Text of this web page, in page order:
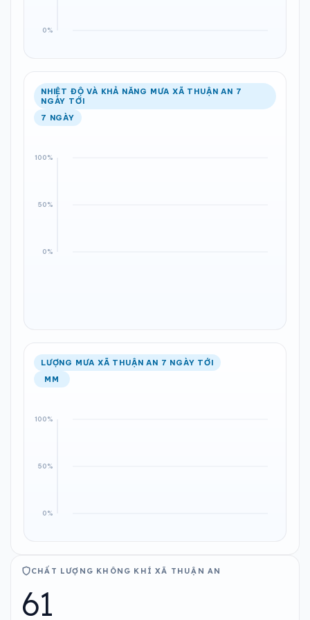
NHIỆT ĐỘ VÀ KHẢ NĂNG MƯA XÃ THUẬN AN 7
NGÀY TỚI
7 NGÀY
LƯỢNG MƯA XÃ THUẬN AN 7 NGÀY TỚI
MM
CHẤT LƯỢNG KHÔNG KHÍ XÃ THUẬN AN
61